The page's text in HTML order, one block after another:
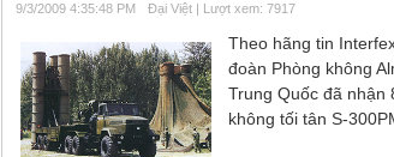
9/3/2009 4:35:48 PM Đại Việt | Lượt xem: 7917
Theo hãng tin
đoàn Phòng không
Trung Quốc đã nhận
không tối tân S-